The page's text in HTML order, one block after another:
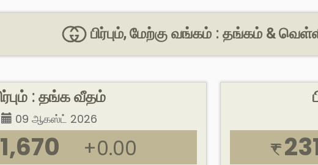
பிர்பும், மேற்கு வங்கம் : தங்கம் &
: தங்க வீதம்
09 ஆகஸ்ட் 2026
+0.00 ₹